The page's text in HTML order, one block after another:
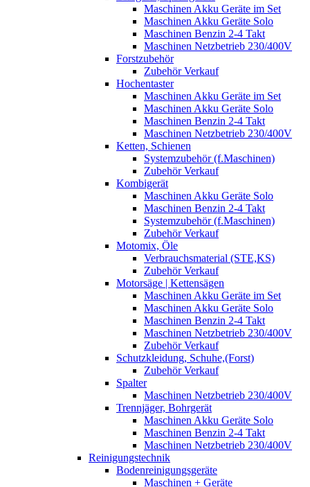
Maschinen Akku Geräte im Set
Maschinen Akku Geräte Solo
Maschinen Benzin 2-4 Takt
Maschinen Netzbetrieb 230/400V
Forstzubehör
Zubehör Verkauf
Hochentaster
Maschinen Akku Geräte im Set
Maschinen Akku Geräte Solo
Maschinen Benzin 2-4 Takt
Maschinen Netzbetrieb 230/400V
Ketten, Schienen
Systemzubehör (f.Maschinen)
Zubehör Verkauf
Kombigerät
Maschinen Akku Geräte Solo
Maschinen Benzin 2-4 Takt
Systemzubehör (f.Maschinen)
Zubehör Verkauf
Motomix, Öle
Verbrauchsmaterial (STE,KS)
Zubehör Verkauf
Motorsäge | Kettensägen
Maschinen Akku Geräte im Set
Maschinen Akku Geräte Solo
Maschinen Benzin 2-4 Takt
Maschinen Netzbetrieb 230/400V
Zubehör Verkauf
Schutzkleidung, Schuhe,(Forst)
Zubehör Verkauf
Spalter
Maschinen Netzbetrieb 230/400V
Trennjäger, Bohrgerät
Maschinen Akku Geräte Solo
Maschinen Benzin 2-4 Takt
Maschinen Netzbetrieb 230/400V
Reinigungstechnik
Bodenreinigungsgeräte
Maschinen + Geräte